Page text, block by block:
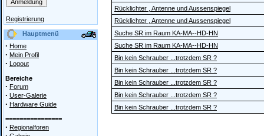
Registrierung
Hauptmenü
· Home
· Mein Profil
· Logout
Bereiche
· Forum
· User-Galerie
· Hardware Guide
================
· Regionalforen
Rücklichter , Antenne und Aussenspiegel
Rücklichter , Antenne und Aussenspiegel
Suche SR im Raum KA-MA--HD-HN
Suche SR im Raum KA-MA--HD-HN
Bin kein Schrauber ...trotzdem SR ?
Bin kein Schrauber ...trotzdem SR ?
Bin kein Schrauber ...trotzdem SR ?
Bin kein Schrauber ...trotzdem SR ?
Bin kein Schrauber ...trotzdem SR ?